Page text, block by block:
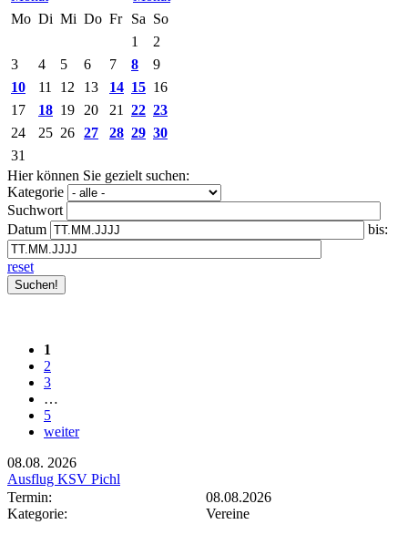
Mo Di Mi Do Fr Sa So
1
2
3
4 5 6 7 8
9
10
11 12 13 14 15 16
17
18 19 20 21 22 23
24
25 26 27 28 29 30
31
Hier können Sie gezielt suchen:
Kategorie
Suchwort
Datum
bis:
reset
1
2
3
…
5
weiter
08.08. 2026
Ausflug KSV Pichl
Termin:
08.08.2026
Kategorie:
Vereine